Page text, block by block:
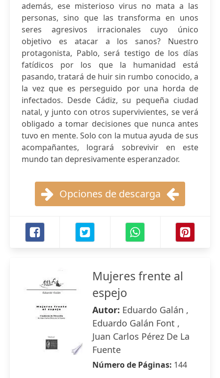
además, ese misterioso virus no mata a las
personas, sino que las transforma en unos
seres agresivos irracionales cuyo único
objetivo es atacar a los sanos? Nuestro
protagonista, Pablo, será testigo de los días
fatídicos por los que la humanidad está
pasando, tratará de huir sin rumbo conocido, a
la vez que es perseguido por una horda de
infectados. Desde Cádiz, su pequeña ciudad
natal, y junto con otros supervivientes, se verá
obligado a tomar decisiones que nunca antes
tuvo en mente. Solo con la mutua ayuda de sus
acompañantes, logrará sobrevivir en este
mundo tan depresivamente esperanzador.
Opciones de descarga
Mujeres frente al
espejo
Autor: Eduardo Galán ,
Eduardo Galán Font ,
Juan Carlos Pérez De La
Fuente
Número de Páginas: 144